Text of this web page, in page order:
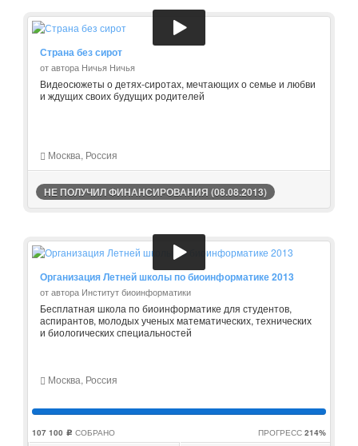
Страна без сирот
от автора Ничья Ничья
Видеосюжеты о детях-сиротах, мечтающих о семье и любви
и ждущих своих будущих родителей
Москва, Россия
НЕ ПОЛУЧИЛ ФИНАНСИРОВАНИЯ (08.08.2013)
Организация Летней школы по биоинформатике 2013
от автора Институт биоинформатики
Бесплатная школа по биоинформатике для студентов,
аспирантов, молодых ученых математических, технических
и биологических специальностей
Москва, Россия
107 100 c СОБРАНО ПРОГРЕСС 214%